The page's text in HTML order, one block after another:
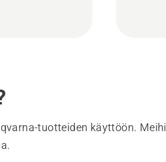
tuotteiden käyttöön.